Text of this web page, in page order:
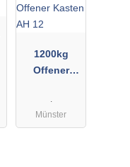
1200kg
Offener
12
Münster